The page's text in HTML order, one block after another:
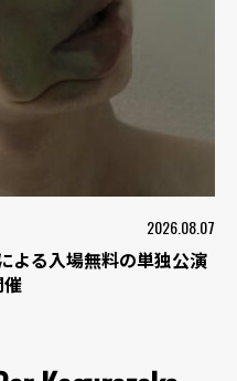
2026.08.07
よる入場無料の単独公演
催